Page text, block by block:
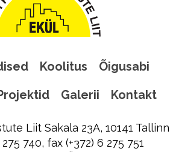
Koolitus
Õigusabi
Galerii Kontakt
Liit Sakala 23A, 10141 Tallinn
740, fax (+372) 6 275 751